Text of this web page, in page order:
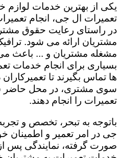
یکی از بهترین خدمات لوازم
تعمیرات ال جی، انجام
در راستای رعایت حقوق
مشتریان ارائه می شود.
مشغله مشتریان و ... باعث
بسیاری برای انجام خدمات
ها تماس بگیرند تا
سوی مشتری، در محل حاضر
تعمیرات را انجام دهند.
باتوجه به تبحر، تخصص و
جی در امر تعمیر و اطمینان
صورت گرفته، نمایندگی پس